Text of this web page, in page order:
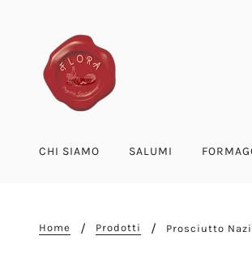
CHI SIAMO SALUMI
Home Prodotti Prosciutto